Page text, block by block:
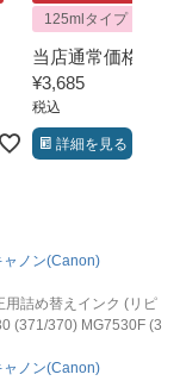
125mlタイプ
当店通常価格
¥3,685
税込
詳細を見る
ャノン(Canon)
用詰め替えインク (リピ
(371/370) MG7530F (3
ャノン(Canon)